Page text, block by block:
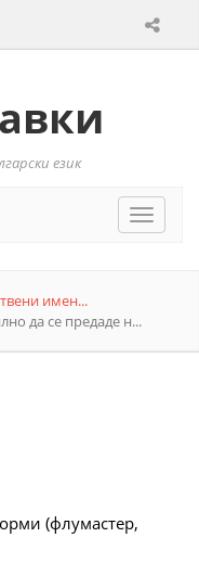
език
Toggle
имен...
да се предаде н...
(флумастер,